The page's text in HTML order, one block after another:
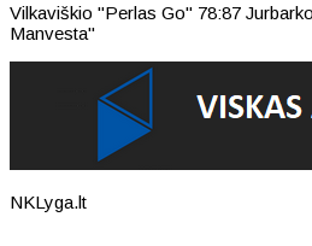
Vilkaviškio "Perlas Go" 78:87
Manvesta"
NKLyga.lt